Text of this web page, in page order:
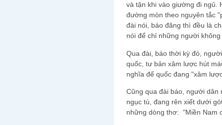
và tận khi vào giường đi ngủ.
đường mòn theo nguyên tắc
đài nói, báo đăng thì đều là
nói để chỉ những người
Qua đài, báo thời kỳ đó,
quốc, tư bản xâm lược hút
nghĩa đế quốc đang "xâm
Cũng qua đài báo, người dân
ngục tù, đang rên xiết dưới
những dòng thơ: "Miền Nam